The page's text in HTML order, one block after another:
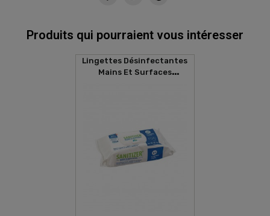
Produits qui pourraient vous intéresser
Lingettes Désinfectantes
Mains Et Surfaces